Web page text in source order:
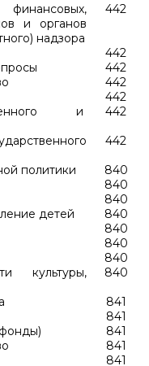
и органов
надзора
442
442
442
442
442
и
442
442
политики
840
840
840
детей
840
840
840
840
культуры,
840
841
841
841
841
841